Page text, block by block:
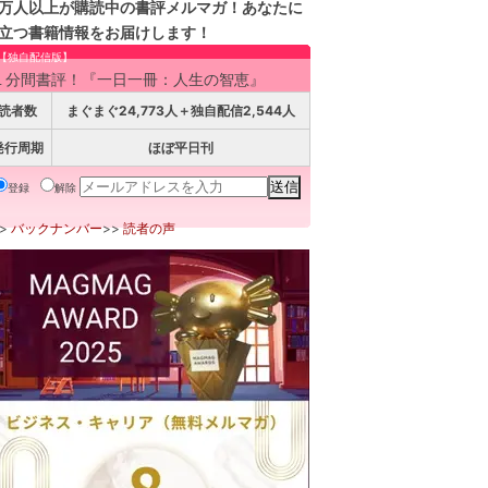
人以上が購読中の書評メルマガ！あなたに
つ書籍情報をお届けします！
独自配信版】
分間書評！『一日一冊：人生の智恵』
者数 まぐまぐ24,773人＋独自配信2,544人
行周期 ほぼ平日刊
登録 解除
バックナンバー>>読者の声